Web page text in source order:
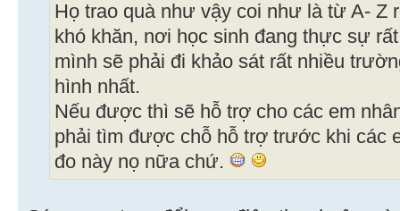
Họ trao quà như vậy coi như là từ A- Z
khó khăn, nơi học sinh đang thực sự
mình sẽ phải đi khảo sát rất nhiều
hình nhất.
Nếu được thì sẽ hỗ trợ cho các em
phải tìm được chỗ hỗ trợ trước khi các
đo này nọ nữa chứ.